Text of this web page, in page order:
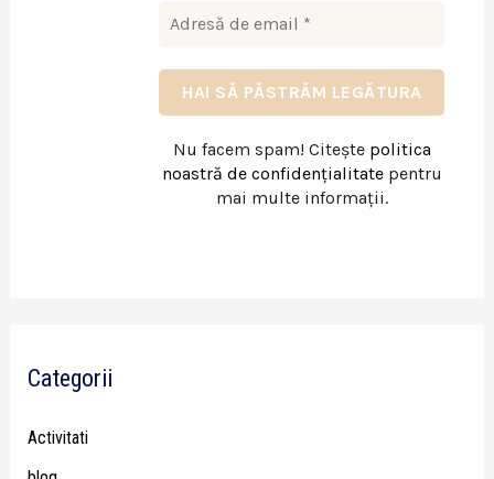
Nu facem spam! Citește politica
noastră de confidențialitatepentru
mai multe informații.
Categorii
Activitati